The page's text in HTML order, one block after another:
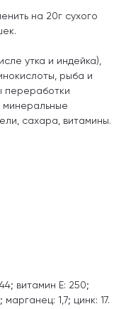
на 20г сухого
утка и индейка),
рыба и
переработки
минеральные
сахара, витамины.
витамин E: 250;
1,7; цинк: 17.